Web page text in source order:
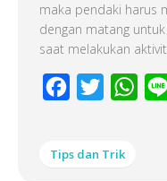
maka pendaki harus
dengan matang
saat melakukan
Facebook
Twitter
Tips dan Trik